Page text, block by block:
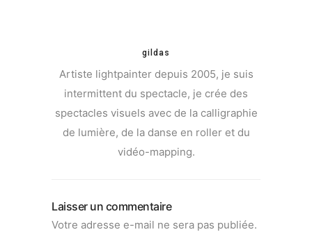
gildas
Artiste lightpainter depuis 2005, je suis
intermittent du spectacle, je crée des
spectacles visuels avec de la calligraphie
de lumière, de la danse en roller et du
vidéo-mapping.
Laisser un commentaire
Votre adresse e-mail ne sera pas publiée.